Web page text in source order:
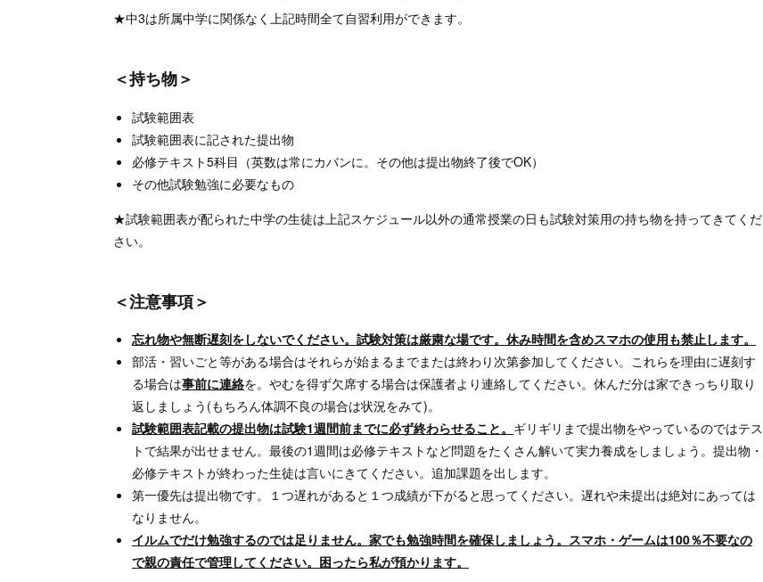
★中3は所属中学に関係なく上記時間全て自習利用ができます。
＜持ち物＞
試験範囲表
試験範囲表に記された提出物
必修テキスト5科目（英数は常にカバンに。その他は提出物終了後でOK）
その他試験勉強に必要なもの
★試験範囲表が配られた中学の生徒は上記スケジュール以外の通常授業の日も試験対策用の持ち物を持ってきてくだ
さい。
＜注意事項＞
忘れ物や無断遅刻をしないでください。試験対策は厳粛な場です。休み時間を含めスマホの使用も禁止します。
部活・習いごと等がある場合はそれらが始まるまでまたは終わり次第参加してください。これらを理由に遅刻す
る場合は事前に連絡を。やむを得ず欠席する場合は保護者より連絡してください。休んだ分は家できっちり取り
返しましょう(もちろん体調不良の場合は状況をみて)。
試験範囲表記載の提出物は試験1週間前までに必ず終わらせること。 ギリギリまで提出物をやっているのではテス
トで結果が出せません。最後の1週間は必修テキストなど問題をたくさん解いて実力養成をしましょう。提出物・
必修テキストが終わった生徒は言いにきてください。追加課題を出します。
第一優先は提出物です。１つ遅れがあると１つ成績が下がると思ってください。遅れや未提出は絶対にあっては
なりません。
イルムでだけ勉強するのでは足りません。家でも勉強時間を確保しましょう。スマホ・ゲームは100％不要なの
で親の責任で管理してください。困ったら私が預かります。